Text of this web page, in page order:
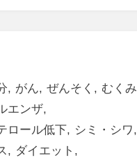
がん ぜんそく
むくみ
エンザ
ロール低下
シミ・シワ
ダイエット